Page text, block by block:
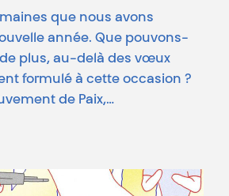
que nous avons
année. Que pouvons-
plus, au-delà des vœux
formulé à cette occasion ?
de Paix,…